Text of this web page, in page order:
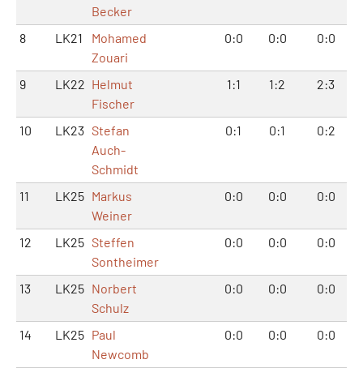
Becker
8 LK21
Mohamed
Zouari
0:0 0:0 0:0
9 LK22 Helmut
Fischer
1:1 1:2 2:3
10 LK23 Stefan
Auch-
Schmidt
0:1 0:1 0:2
11 LK25 Markus
Weiner
0:0 0:0 0:0
12 LK25 Steffen
Sontheimer
0:0 0:0 0:0
13 LK25 Norbert
Schulz
0:0 0:0 0:0
14 LK25 Paul
Newcomb
0:0 0:0 0:0